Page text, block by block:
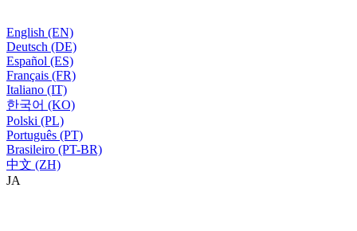
English (EN)
Deutsch (DE)
Español (ES)
Français (FR)
Italiano (IT)
한국어 (KO)
Polski (PL)
Português (PT)
Brasileiro (PT-BR)
中文 (ZH)
JA